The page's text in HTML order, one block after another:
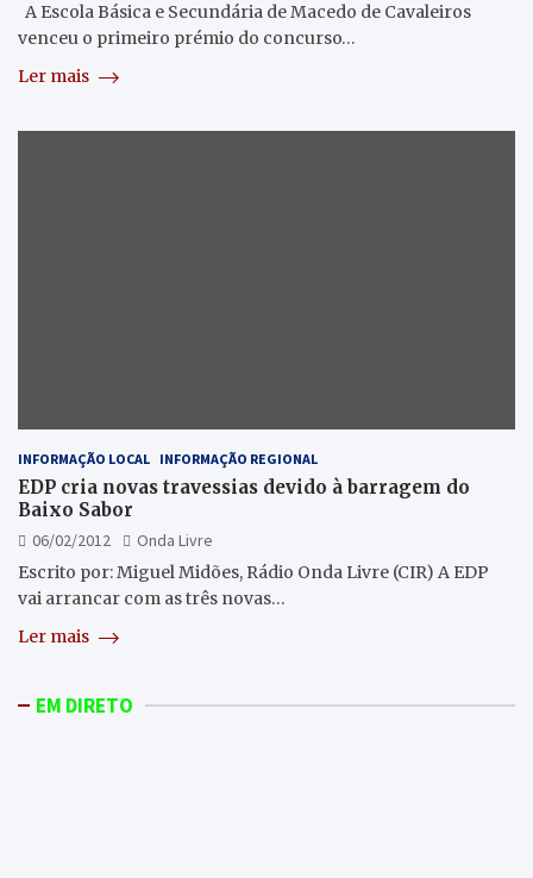
A Escola Básica e Secundária de Macedo de Cavaleiros
venceu o primeiro prémio do concurso…
Ler mais
INFORMAÇÃO LOCAL INFORMAÇÃO REGIONAL
EDP cria novas travessias devido à barragem do
Baixo Sabor
06/02/2012
Onda Livre
Escrito por: Miguel Midões, Rádio Onda Livre (CIR) A EDP
vai arrancar com as três novas…
Ler mais
EM DIRETO